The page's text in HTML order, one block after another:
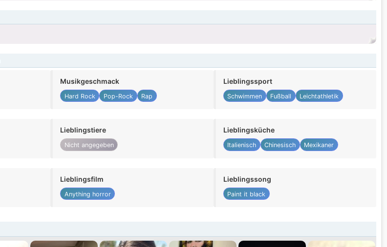
Musikgeschmack
Hard Rock Pop-Rock Rap
Lieblingssport
Schwimmen Fußball Leichtathletik
Lieblingstiere
Nicht angegeben
Lieblingsküche
Italienisch Chinesisch Mexikaner
Lieblingsfilm
Anything horror
Lieblingssong
Paint it black